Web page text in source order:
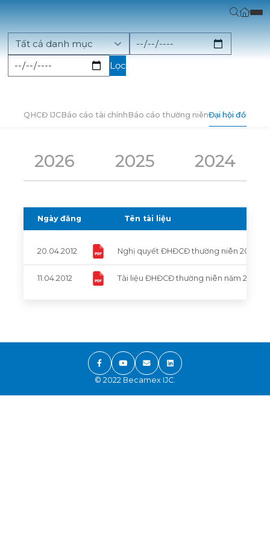
Lọc
QHCĐ IJCBáo cáo tài chính Báo cáo thường niênĐại hội đồng cổ
2026 2025 2024
Ngày đăng Tên tài liệu
20.04.2012 Nghị quyết ĐHĐCĐ thường niên 2012
11.04.2012 Tài liệu ĐHĐCĐ thường niên năm 2012
© 2022 Becamex IJC.